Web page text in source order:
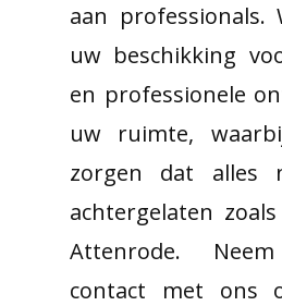
aan professionals.
uw beschikking
en professionele
uw ruimte,
zorgen dat alles
achtergelaten
Attenrode.
contact met ons